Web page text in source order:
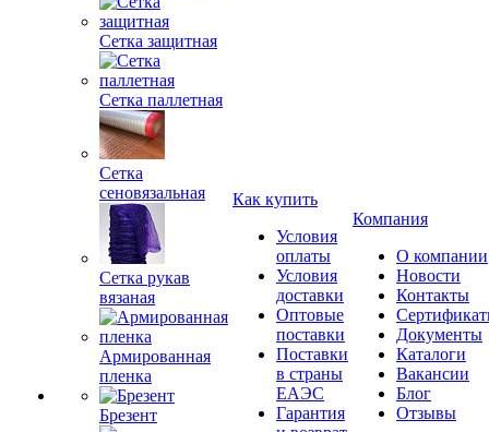
Сетка защитная
Сетка паллетная
Сетка
сеновязальная
Сетка рукав
вязаная
Армированная
пленка
Брезент
Как купить
Условия
оплаты
Условия
доставки
Оптовые
поставки
Поставки
в страны
ЕАЭС
Гарантия
Компания
О компании
Новости
Контакты
Документы
Каталоги
Вакансии
Блог
Отзывы